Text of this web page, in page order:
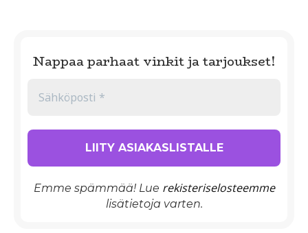
Nappaa parhaat vinkit ja tarjoukset!
Emme spämmää! Lue rekisteriselosteemme
lisätietoja varten.